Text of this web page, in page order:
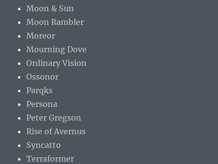
Moon & Sun
Moon Rambler
Moreor
Mourning Dove
Ordinary Vision
Ossonor
Parqks
Persona
Peter Gregson
Rise of Avernus
Syncatto
Terraformer